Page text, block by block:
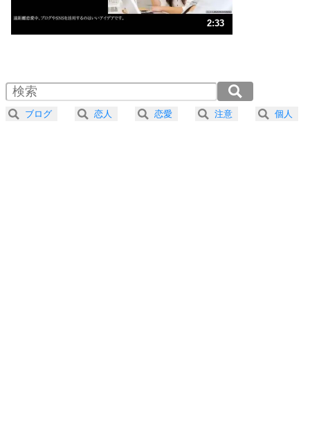
ストレス対策
人生、なんとかなるもの。
気楽に生きる30の方法
4 器の大きい人は、怒りを優しさで表現する。
2:33
2.0倍速 （300KB 1分16秒）
2.5倍速 （240KB 1分1秒）
3.0倍速 （200KB 51秒）
ブログ 恋人 恋愛 注意 個人